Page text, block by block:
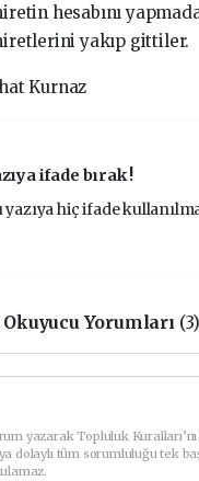
hesabını
yakıp gittiler.
Kurnaz
ifade bırak !
yazıya hiç ifade
Okuyucu Yorumları (3)
yazarak Topluluk
dolaylı tüm sorumluluğu tek